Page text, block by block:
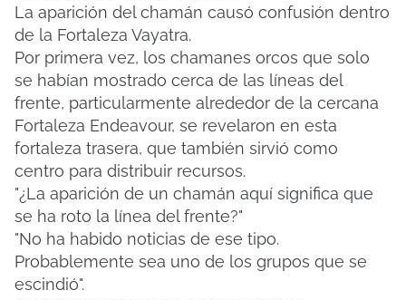
La aparición del chamán causó confusión dentro
de la Fortaleza Vayatra.
Por primera vez, los chamanes orcos que solo
se habían mostrado cerca de las líneas del
frente, particularmente alrededor de la cercana
Fortaleza Endeavour, se revelaron en esta
fortaleza trasera, que también sirvió como
centro para distribuir recursos.
"¿La aparición de un chamán aquí significa que
se ha roto la línea del frente?"
"No ha habido noticias de ese tipo.
Probablemente sea uno de los grupos que se
escindió".